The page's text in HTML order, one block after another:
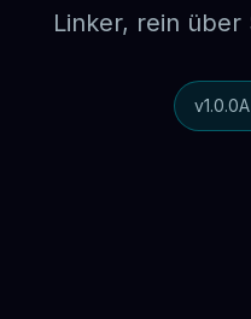
Linker, rein über
v1.0.0A